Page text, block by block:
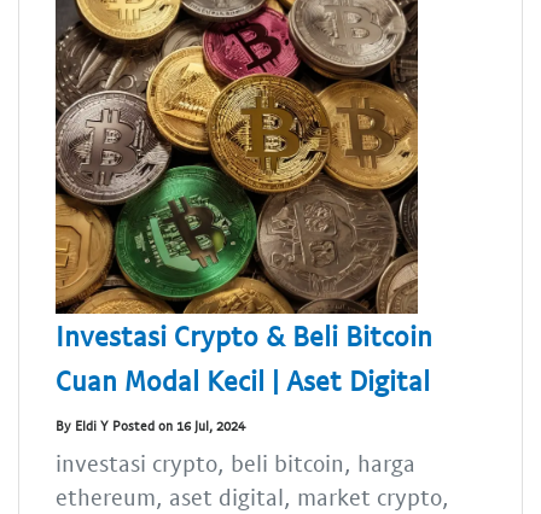
Investasi Crypto & Beli Bitcoin
Cuan Modal Kecil | Aset Digital
By Eldi Y Posted on 16 Jul, 2024
investasi crypto, beli bitcoin, harga
ethereum, aset digital, market crypto,